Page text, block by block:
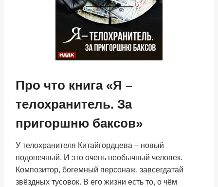
Про что книга «Я –
телохранитель. За
пригоршню баксов»
У телохранителя Китайгордцева – новый
подопечный. И это очень необычный человек.
Композитор, богемный персонаж, завсегдатай
звёздных тусовок. В его жизни есть то, о чём